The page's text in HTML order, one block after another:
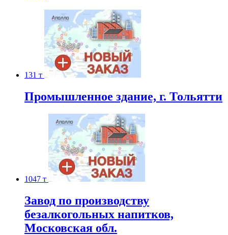
131 т
Промышленное здание, г. Тольятти
1047 т
Завод по производству
безалкогольных напитков,
Московская обл.